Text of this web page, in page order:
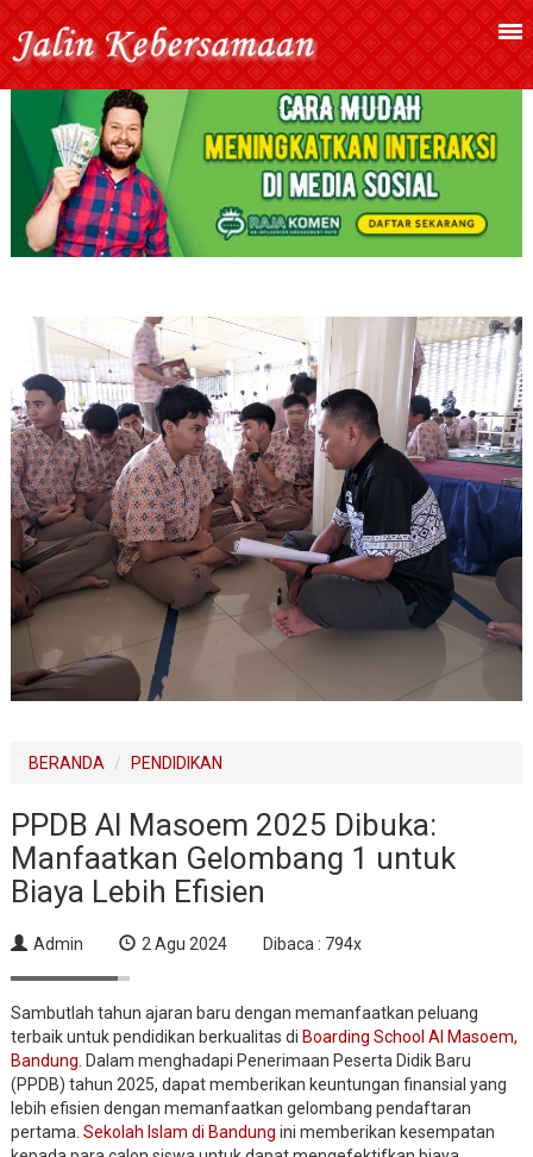
BERANDA PENDIDIKAN
PPDB Al Masoem 2025 Dibuka:
Manfaatkan Gelombang 1 untuk
Biaya Lebih Efisien
Admin 2 Agu 2024 Dibaca : 794x
Sambutlah tahun ajaran baru dengan memanfaatkan peluang
terbaik untuk pendidikan berkualitas di Boarding School Al Masoem,
Bandung. Dalam menghadapi Penerimaan Peserta Didik Baru
(PPDB) tahun 2025, dapat memberikan keuntungan finansial yang
lebih efisien dengan memanfaatkan gelombang pendaftaran
pertama. Sekolah Islam di Bandung ini memberikan kesempatan